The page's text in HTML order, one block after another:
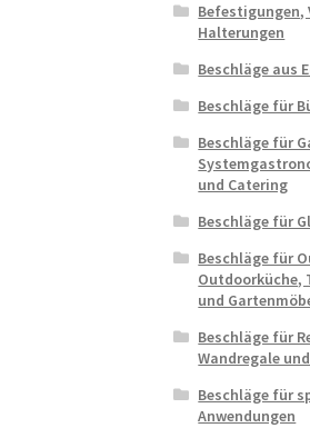
Befestigungen,
Halterungen
Beschläge aus
Beschläge für
Beschläge für
und Catering
Beschläge für
Beschläge für
Outdoorküche,
und
Beschläge für
Wandregale
Beschläge für
Anwendungen